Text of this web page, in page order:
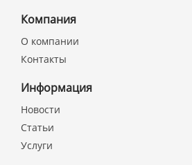
Компания
О компании
Контакты
Информация
Новости
Статьи
Услуги